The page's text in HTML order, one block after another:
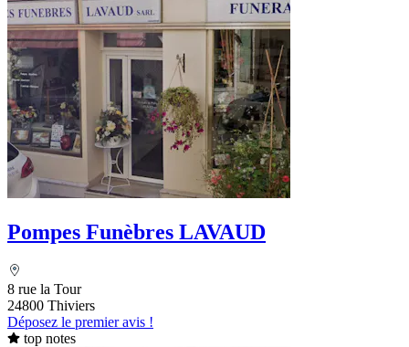
Pompes Funèbres LAVAUD
8 rue la Tour
24800 Thiviers
Déposez le premier avis !
top notes